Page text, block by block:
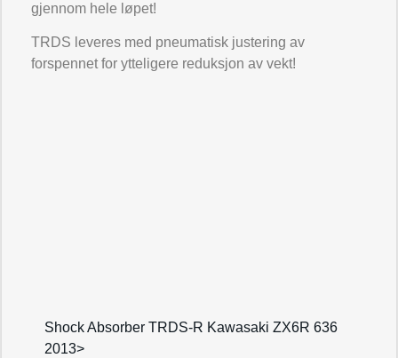
gjennom hele løpet!
TRDS leveres med pneumatisk justering av
forspennet for ytteligere reduksjon av vekt!
Shock Absorber TRDS-R Kawasaki ZX6R 636
2013>